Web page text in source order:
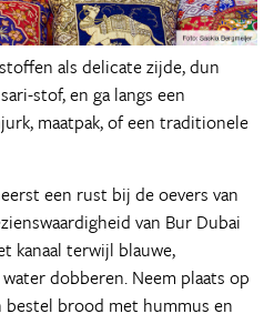
als delicate zijde, dun
stof, en ga langs een
maatpak, of een traditionele
een rust bij de oevers van
van Bur Dubai
kanaal terwijl blauwe,
dobberen. Neem plaats op
bestel brood met hummus en